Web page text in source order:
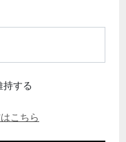
持する
こちら